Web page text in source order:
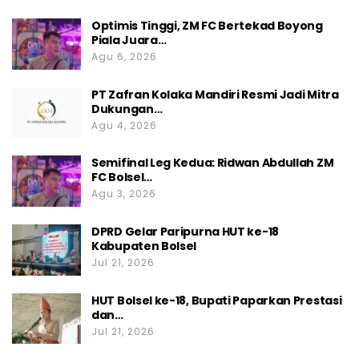
Optimis Tinggi, ZM FC Bertekad Boyong
Piala Juara…
Agu 6, 2026
PT Zafran Kolaka Mandiri Resmi Jadi Mitra
Dukungan…
Agu 4, 2026
Semifinal Leg Kedua: Ridwan Abdullah ZM
FC Bolsel…
Agu 3, 2026
DPRD Gelar Paripurna HUT ke-18
Kabupaten Bolsel
Jul 21, 2026
HUT Bolsel ke-18, Bupati Paparkan Prestasi
dan…
Jul 21, 2026